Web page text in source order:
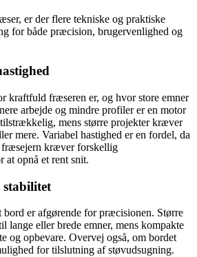
er der flere tekniske og praktiske
for både præcision, brugervenlighed og
kraftfuld fræseren er, og hvor store emner
arbejde og mindre profiler er en motor
mens større projekter kræver
mere. Variabel hastighed er en fordel, da
fræsejern kræver forskellig
at opnå et rent snit.
stabilitet
er afgørende for præcisionen. Større
lange eller brede emner, mens kompakte
og opbevare. Overvej også, om bordet
for tilslutning af støvudsugning.